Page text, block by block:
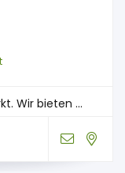
Wir bieten ...